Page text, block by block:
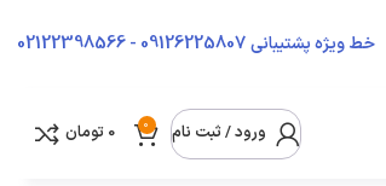
خط ویژه پشتیبانی09126225807 - 02122398566
ورود / ثبت نام 0
0 تومان